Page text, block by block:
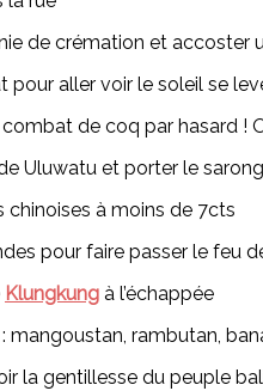
de crémation et accoster
pour aller voir le soleil se
de coq par hasard !
Uluwatu et porter le sarong
chinoises à moins de 7cts
pour faire passer le feu
Klungkung à l’échappée
mangoustan, rambutan,
la gentillesse du peuple